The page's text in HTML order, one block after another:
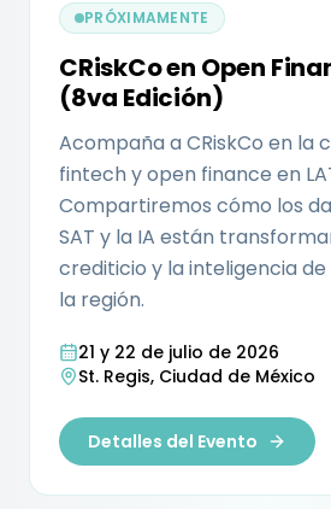
PRÓXIMAMENTE
CRiskCo en Open
(8va Edición)
Acompaña a CRiskCo en la
fintech y open finance en
Compartiremos cómo los
SAT y la IA están
crediticio y la inteligencia
la región.
21 y 22 de julio de 2026
St. Regis, Ciudad de México
Detalles del Evento